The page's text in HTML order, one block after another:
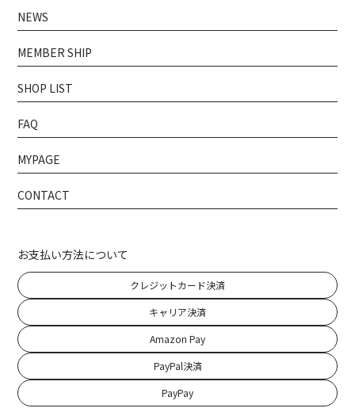
NEWS
MEMBER SHIP
SHOP LIST
FAQ
MYPAGE
CONTACT
お支払い方法について
クレジットカード決済
キャリア決済
Amazon Pay
PayPal決済
PayPay